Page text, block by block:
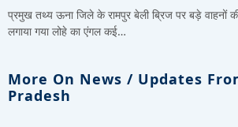
प्रमुख तथ्य ऊना जिले के रामपुर बेली ब्रिज पर बड़े वाहनों
लगाया गया लोहे का एंगल कई…
More On News / Updates
Pradesh